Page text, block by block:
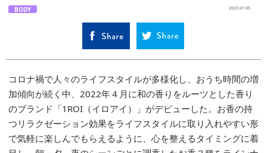
BODY 2023.01.05
コロナ禍で人々のライフスタイルが多様化し、おうち時間の増
加傾向が続く中、2022年４月に和の香りをルーツとした香り
のブランド「1ROI（イロアイ）」がデビューした。お香の持
つリラクゼーション効果をライフスタイルに取り入れやすい形
で気軽に楽しんでもらえるように、心を整えるタイミングに着